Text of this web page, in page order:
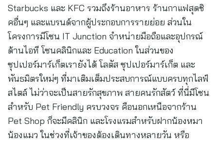
Starbucks และ KFC รวมถึงร้านอาหาร ร้านกาแฟสุดชิ
คอื่นๆ และแบรนด์จากผู้ประกอบการรายย่อย ส่วนใน
โครงการมีโซน IT Junction จำหน่ายมือถือและอุปกรณ์
ด้านไอที โซนคลินิกและ Education ในส่วนของ
ซุปเปอร์มาร์เก็ตเรายังได้ โลตัส ซุปเปอร์มาร์เก็ต และ
พันธมิตรใหม่ๆ ที่มาเติมเต็มประสบการณ์แบบครบทุกไลฟ์
สไตล์ ไม่ว่าจะเป็นสายรักสุขภาพ สายคนรักสัตว์ ที่นี่มีโซน
สำหรับ Pet Friendly ครบวงจร คือนอกเหนือจากร้าน
Pet Shop ก็จะมีคลินิก และโรงแรมสำหรับฝากน้องหมา
น้องแมว ในช่วงที่เจ้าของต้องเดินทางหลายวัน หรือ